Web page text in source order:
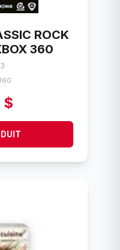
ROCK
360
$